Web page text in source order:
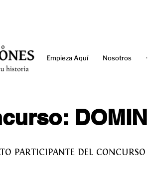
Empieza Aquí Nosotros
PARTICIPANTE DEL